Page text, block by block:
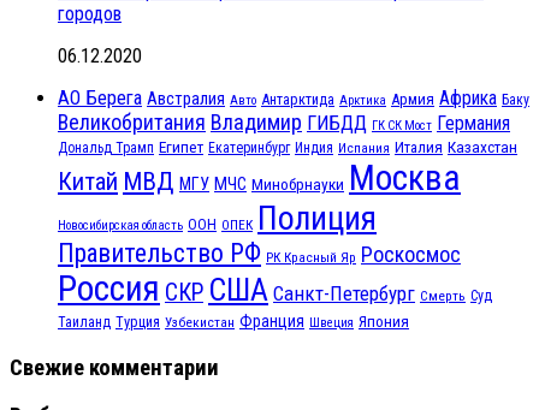
городов
06.12.2020
АО Берега Австралия Авто Антарктида Арктика Армия Африка Баку
Великобритания Владимир ГИБДД ГК СК Мост Германия
Дональд Трамп Египет Екатеринбург Индия Испания Италия Казахстан
Китай МВД МГУ МЧС Минобрнауки Москва
Новосибирская область ООН ОПЕК Полиция
Правительство РФ РК Красный Яр Роскосмос
Россия СКР США Санкт-Петербург Смерть Суд
Таиланд Турция Узбекистан Франция Швеция Япония
Свежие комментарии